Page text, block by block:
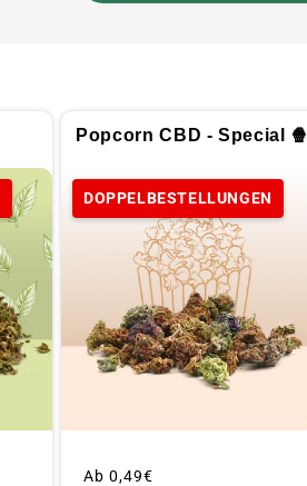
Popcorn CBD - Special 🍿
DOPPELBESTELLUNGEN
Üblicher
Ab 0,49€